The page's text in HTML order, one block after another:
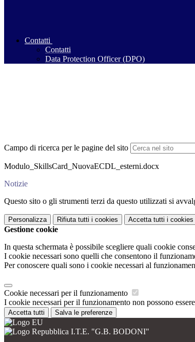
Contatti
Contatti
Data Protection Officer (DPO)
Campo di ricerca per le pagine del sito
Modulo_SkillsCard_NuovaECDL_esterni.docx
Notizie
Questo sito o gli strumenti terzi da questo utilizzati si
Personalizza Rifiuta tutti i cookies Accetta tutti i cookies
Gestione cookie
In questa schermata è possibile scegliere quali cookie
I cookie necessari sono quelli che consentono il
Per conoscere quali sono i cookie necessari al
Cookie necessari per il funzionamento
I cookie necessari per il funzionamento non possono
Accetta tutti Salva le preferenze
I.T.E. "G.B. BODONI"